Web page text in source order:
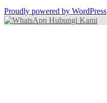
Proudly powered by WordPress
Hubungi Kami